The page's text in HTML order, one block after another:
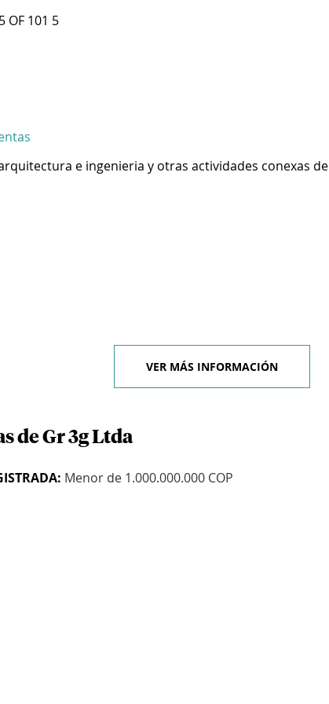
OF 101 5
e ingenieria y otras actividades conexas de
VER MÁS INFORMACIÓN
de Gr 3g Ltda
Menor de 1.000.000.000 COP